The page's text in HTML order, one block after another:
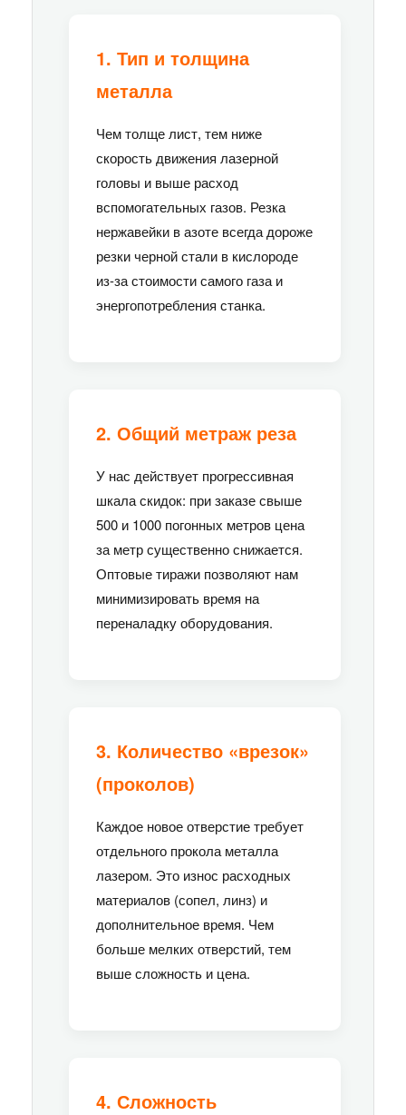
1. Тип и толщина
металла
Чем толще лист, тем ниже
скорость движения лазерной
головы и выше расход
вспомогательных газов. Резка
нержавейки в азоте всегда дороже
резки черной стали в кислороде
из-за стоимости самого газа и
энергопотребления станка.
2. Общий метраж реза
У нас действует прогрессивная
шкала скидок: при заказе свыше
500 и 1000 погонных метров цена
за метр существенно снижается.
Оптовые тиражи позволяют нам
минимизировать время на
переналадку оборудования.
3. Количество «врезок»
(проколов)
Каждое новое отверстие требует
отдельного прокола металла
лазером. Это износ расходных
материалов (сопел, линз) и
дополнительное время. Чем
больше мелких отверстий, тем
выше сложность и цена.
4. Сложность